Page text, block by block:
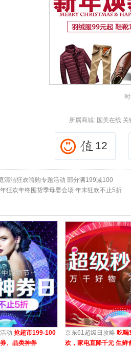
所属商城: 国美在线关
12
清洁狂欢嗨购专题活动 部分满199减100
狂欢年终囤货季母婴会场 年末狂欢不止5折
动 抢超市199-100
、品类神券
京东61超级日攻略 吃喝
欢，家电直降千元 生鲜
淘宝优惠券+淘宝返利